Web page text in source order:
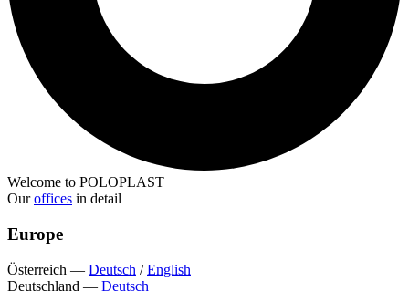
Welcome to POLOPLAST
Ouroffices in detail
Europe
Österreich — Deutsch /English
Deutschland — Deutsch